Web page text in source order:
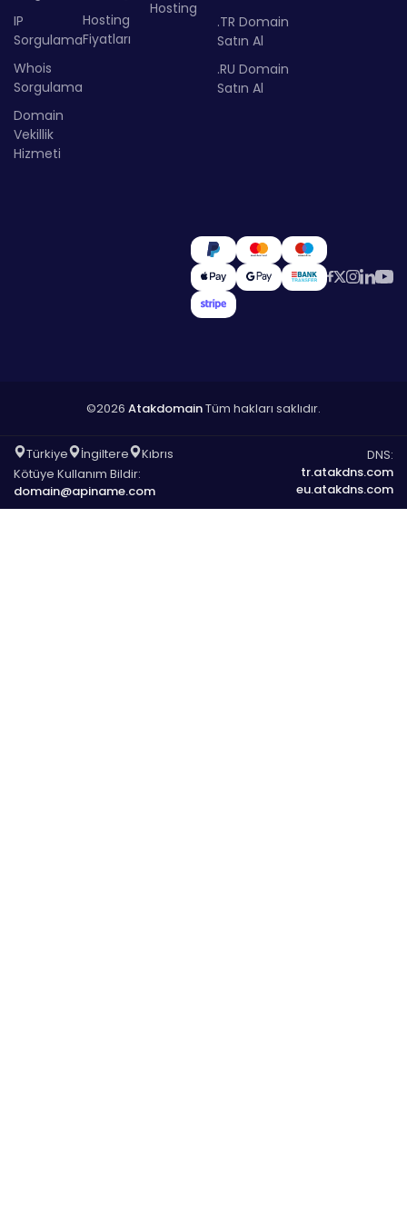
IP
Sorgulama
Whois
Sorgulama
Domain
Vekillik
Hizmeti
Hosting
Fiyatları
Hosting
.TR Domain
Satın Al
.RU Domain
Satın Al
©2026 AtakdomainTüm hakları saklıdır.
Türkiye İngiltere
Kıbrıs
Kötüye Kullanım Bildir:
domain@apiname.com
DNS:
tr.atakdns.com
eu.atakdns.com